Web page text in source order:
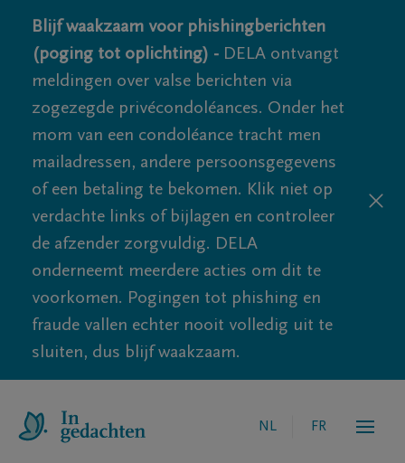
Blijf waakzaam voor phishingberichten
(poging tot oplichting) - DELA ontvangt
meldingen over valse berichten via
zogezegde privécondoléances. Onder het
mom van een condoléance tracht men
mailadressen, andere persoonsgegevens
of een betaling te bekomen. Klik niet op
verdachte links of bijlagen en controleer
de afzender zorgvuldig. DELA
onderneemt meerdere acties om dit te
voorkomen. Pogingen tot phishing en
fraude vallen echter nooit volledig uit te
sluiten, dus blijf waakzaam.
NL FR